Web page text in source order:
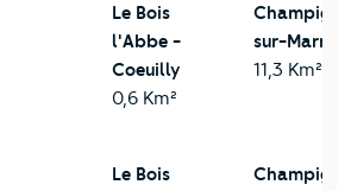
Le Bois
l'Abbe -
Coeuilly
0,6 Km²
sur-Marne
11,3 Km²
Le Bois